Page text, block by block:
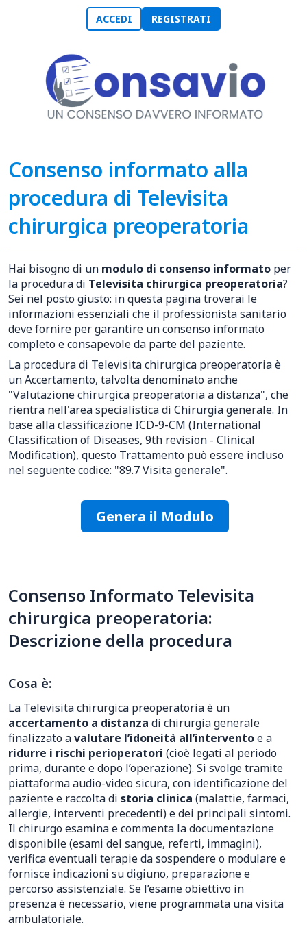
ACCEDI REGISTRATI
Consenso informato alla
procedura di Televisita
chirurgica preoperatoria
Hai bisogno di un modulo di consenso informato per
la procedura di Televisita chirurgica preoperatoria?
Sei nel posto giusto: in questa pagina troverai le
informazioni essenziali che il professionista sanitario
deve fornire per garantire un consenso informato
completo e consapevole da parte del paziente.
La procedura di Televisita chirurgica preoperatoria è
un Accertamento, talvolta denominato anche
"Valutazione chirurgica preoperatoria a distanza", che
rientra nell'area specialistica di Chirurgia generale. In
base alla classificazione ICD-9-CM (International
Classification of Diseases, 9th revision - Clinical
Modification), questo Trattamento può essere incluso
nel seguente codice: "89.7 Visita generale".
Genera il Modulo
Consenso Informato Televisita
chirurgica preoperatoria:
Descrizione della procedura
Cosa è:
La Televisita chirurgica preoperatoria è un
accertamento a distanza di chirurgia generale
finalizzato avalutare l’idoneità all’interventoe a
ridurre i rischi perioperatori (cioè legati al periodo
prima, durante e dopo l’operazione). Si svolge tramite
piattaforma audio-video sicura, con identificazione del
paziente e raccolta di storia clinica (malattie, farmaci,
allergie, interventi precedenti) e dei principali sintomi.
Il chirurgo esamina e commenta la documentazione
disponibile (esami del sangue, referti, immagini),
verifica eventuali terapie da sospendere o modulare e
fornisce indicazioni su digiuno, preparazione e
percorso assistenziale. Se l’esame obiettivo in
presenza è necessario, viene programmata una visita
ambulatoriale.